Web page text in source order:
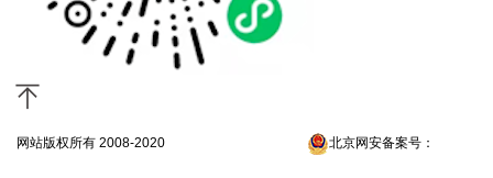
网站版权所有 2008-2020 北京网安备案号：